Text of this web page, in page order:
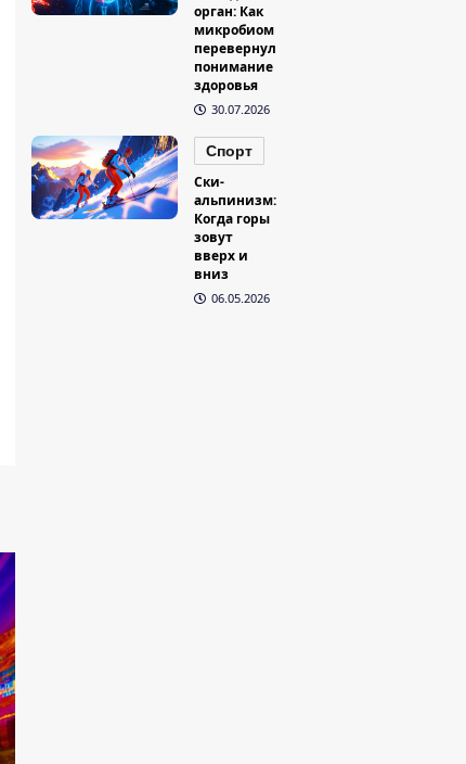
орган: Как
микробиом
перевернул
понимание
здоровья
30.07.2026
Спорт
Ски-
альпинизм:
Когда горы
зовут
вверх и
вниз
06.05.2026